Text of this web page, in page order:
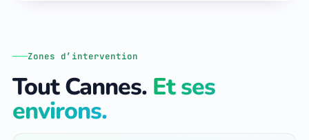
Zones d’intervention
Tout Cannes. Et ses
environs.